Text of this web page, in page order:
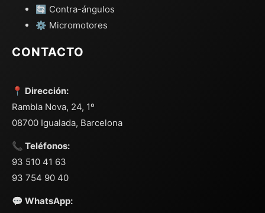
🔄 Contra-ángulos
⚙️ Micromotores
CONTACTO
📍 Dirección:
Rambla Nova, 24, 1º
08700 Igualada, Barcelona
📞 Teléfonos:
93 510 41 63
93 754 90 40
💬 WhatsApp: